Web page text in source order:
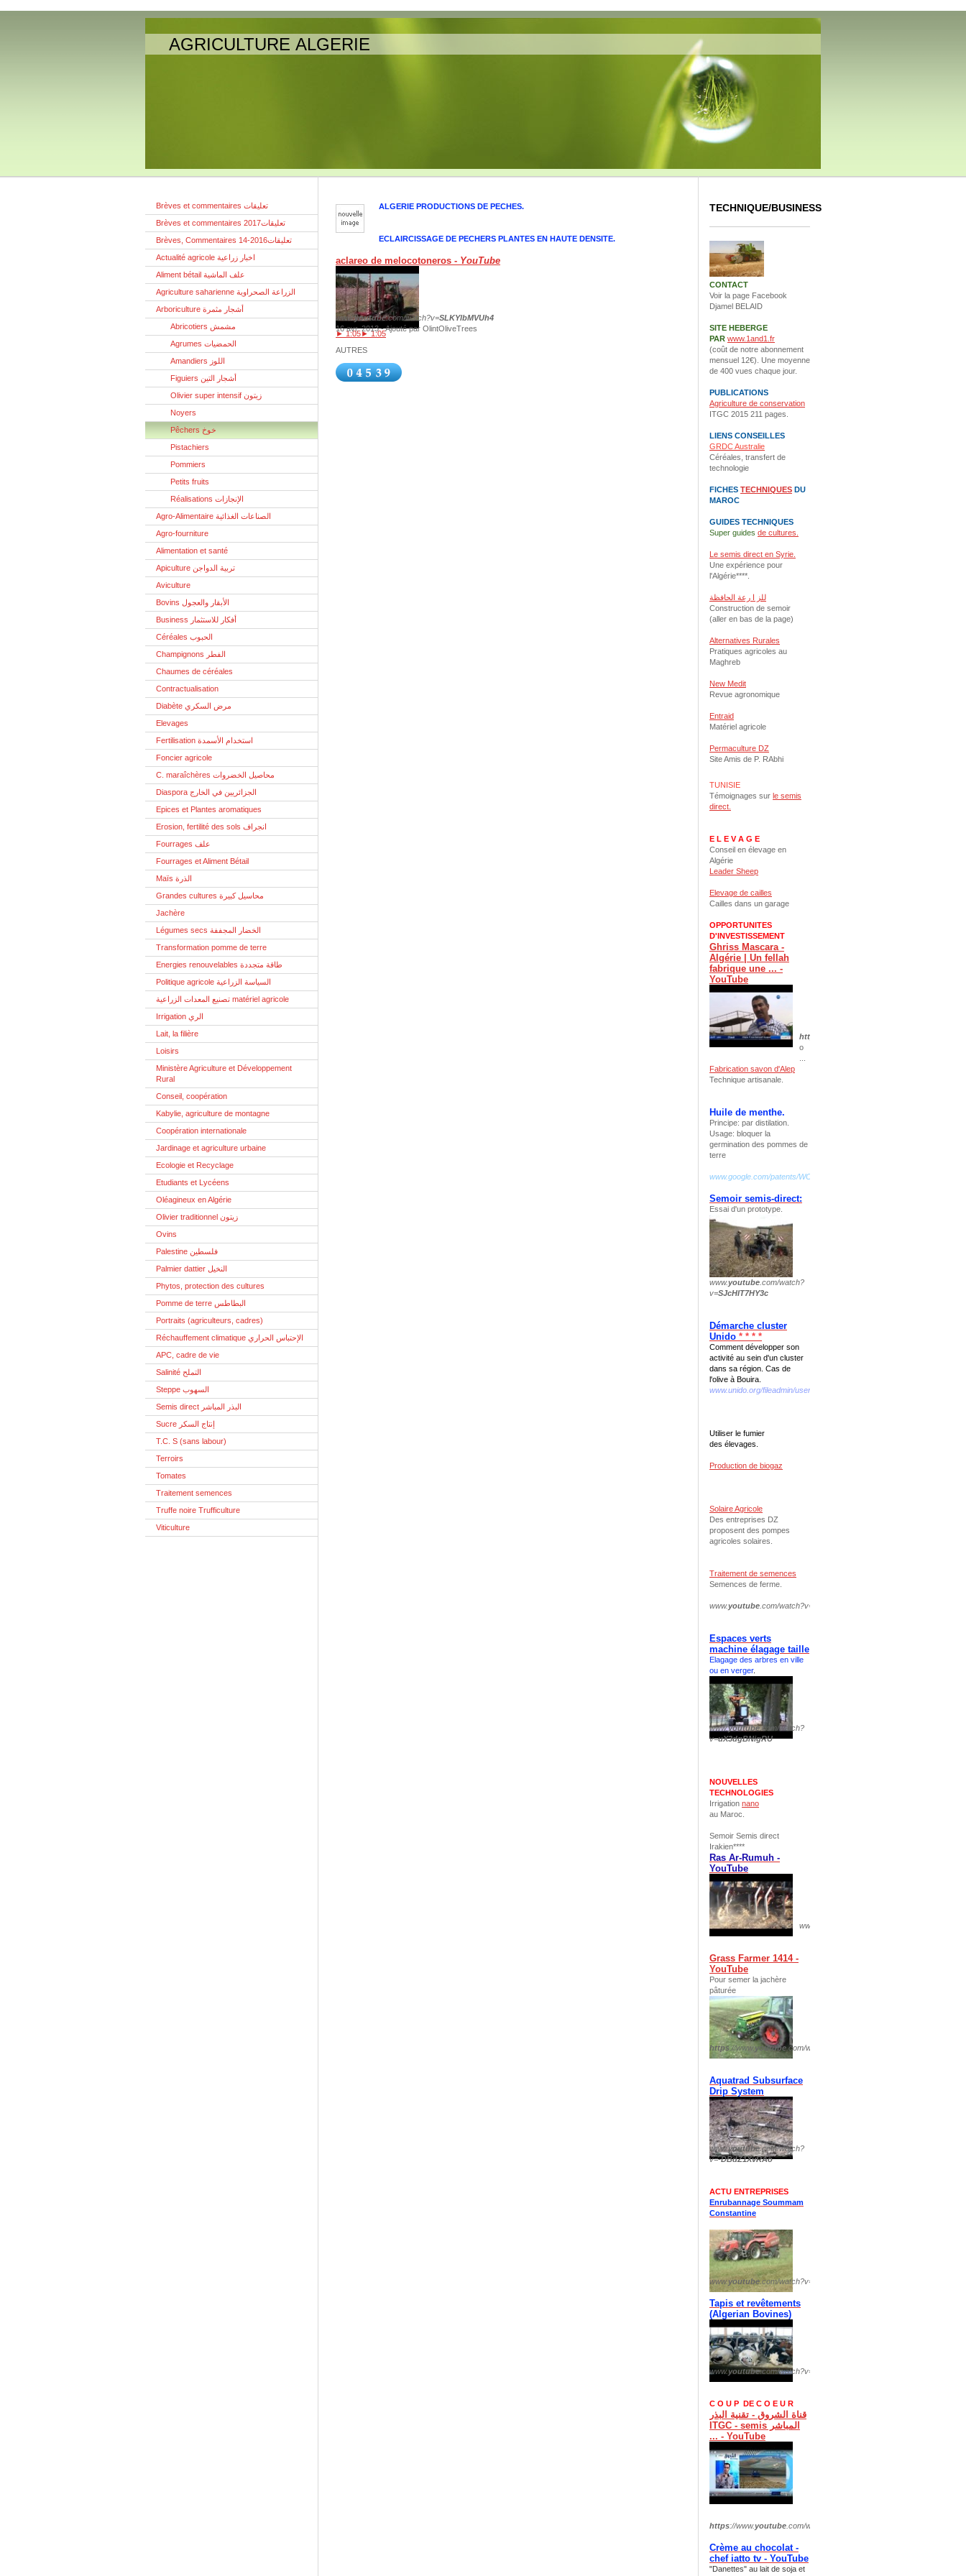
AGRICULTURE ALGERIE
Brèves et commentaires تعليقات
Brèves et commentaires تعليقات2017
Brèves, Commentaires تعليقات2016-14
Actualité agricole اخبار زراعية
Aliment bétail علف الماشية
Agriculture saharienne الزراعة الصحراوية
Arboriculture أشجار مثمرة
Abricotiers مشمش
Agrumes الحمضيات
Amandiers اللوز
Figuiers أشجار التين
Olivier super intensif زيتون
Noyers
Pêchers خوخ
Pistachiers
Pommiers
Petits fruits
Réalisations الإنجازات
Agro-Alimentaire الصناعات الغذائية
Agro-fourniture
Alimentation et santé
Apiculture تربية الدواجن
Aviculture
Bovins الأبقار والعجول
Business أفكار للاستثمار
Céréales الحبوب
Champignons الفطر
Chaumes de céréales
Contractualisation
Diabète مرض السكري
Elevages
Fertilisation استخدام الأسمدة
Foncier agricole
C. maraîchères محاصيل الخضروات
Diaspora الجزائريين في الخارج
Epices et Plantes aromatiques
Erosion, fertilité des sols انجراف
Fourrages علف
Fourrages et Aliment Bétail
Maïs الذرة
Grandes cultures محاسيل كبيرة
Jachère
Légumes secs الخضار المجففة
Transformation pomme de terre
Energies renouvelables طاقة متجددة
Politique agricole السياسة الزراعية
تصنيع المعدات الزراعية matériel agricole
Irrigation الري
Lait, la filière
Loisirs
Ministère Agriculture et Développement
Rural
Conseil, coopération
Kabylie, agriculture de montagne
Coopération internationale
Jardinage et agriculture urbaine
Ecologie et Recyclage
Etudiants et Lycéens
Oléagineux en Algérie
Olivier traditionnel زيتون
Ovins
Palestine فلسطين
Palmier dattier النخيل
Phytos, protection des cultures
Pomme de terre البطاطس
Portraits (agriculteurs, cadres)
Réchauffement climatique الإحتباس الحراري
APC, cadre de vie
Salinité التملح
Steppe السهوب
Semis direct البذر المباشر
Sucre إنتاج السكر
T.C. S (sans labour)
Terroirs
Tomates
Traitement semences
Truffe noire Trufficulture
Viticulture
ALGERIE PRODUCTIONS DE PECHES.
ECLAIRCISSAGE DE PECHERS PLANTES EN HAUTE DENSITE.
aclareo de melocotoneros - YouTube
► 1:05► 1:05
www.youtube.com/watch?v=SLKYlbMVUh4
16 avr. 2013 - Ajouté par OlintOliveTrees
AUTRES
TECHNIQUE/BUSINESS
CONTACT
Voir la page Facebook
Djamel BELAID
SITE HEBERGE
PAR www.1and1.fr
(coût de notre abonnement
mensuel 12€). Une moyenne
de 400 vues chaque jour.
PUBLICATIONS
Agriculture de conservation
ITGC 2015 211 pages.
LIENS CONSEILLES
GRDC Australie
Céréales, transfert de
technologie
FICHES TECHNIQUES DU
MAROC
GUIDES TECHNIQUES
Super guides de cultures.
Le semis direct en Syrie.
Une expérience pour
l'Algérie****.
للز ا رعة الحافظة
Construction de semoir
(aller en bas de la page)
Alternatives Rurales
Pratiques agricoles au
Maghreb
New Medit
Revue agronomique
Entraid
Matériel agricole
Permaculture DZ
Site Amis de P. RAbhi
TUNISIE
Témoignages sur le semis
direct.
E L E V A G E
Conseil en élevage en
Algérie
Leader Sheep
Elevage de cailles
Cailles dans un garage
OPPORTUNITES
D'INVESTISSEMENT
Ghriss Mascara -
Algérie | Un fellah
fabrique une ... -
YouTube
https
o
Fabrication savon d'Alep
Technique artisanale.
Huile de menthe.
Principe: par distilation.
Usage: bloquer la
germination des pommes de
terre
www.google.com/patents/WO2009068803A2?cl=fr
Semoir semis-direct:
Essai d'un prototype.
www.youtube .com/watch?
v=SJcHIT7HY3c
Démarche cluster
Unido * * * *
Comment développer son
activité au sein d'un cluster
dans sa région. Cas de
l'olive à Bouira.
www.unido.org/fileadmin/user...we.../interno_web_DEF.pdf
Utiliser le fumier
des élevages.
Production de biogaz
Solaire Agricole
Des entreprises DZ
proposent des pompes
agricoles solaires.
Traitement de semences
Semences de ferme.
www.youtube .com/watch?v=
Espaces verts
machine élagage taille
Elagage des arbres en ville
ou en verger.
www.youtube.com/watch?
v=uX3dgBNigRU
NOUVELLES
TECHNOLOGIES
Irrigation nano
au Maroc.
Semoir Semis direct
Irakien****
Ras Ar-Rumuh -
YouTube
www.
Grass Farmer 1414 -
YouTube
Pour semer la jachère
pâturée
https://www. youtube.com/watch?v=
Aquatrad Subsurface
Drip System
www.youtube.com/watch?
v=-DBdZ1XvRAo
ACTU ENTREPRISES
Enrubannage Soummam
Constantine
www.youtube .com/watch?v=
Tapis et revêtements
(Algerian Bovines)
www.youtube.com/watch?v=
C O U P DE C O E U R
قناة الشروق - تقنية البذر
المباشر ITGC - semis
... - YouTube
https://www.youtube .com/watch?v=
Crème au chocolat -
chef iatto tv - YouTube
"Danettes" au lait de soja et